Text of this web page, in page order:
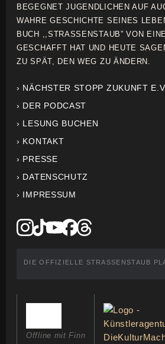
BEGEGNET JUGENDLICHEN AUF
WAHRE GESCHICHTE SEINES
BUCH ,,STRASSENSTAUB” VON
GESCHAFFT HAT UND HEUTE
ZU SPÄT, DEN WEG ZU ÄNDERN.
› NÄCHSTER STOPP ZUKUNFT E.V.
› DER PODCAST
› LESUNG BUCHEN
› KONTAKT
› PRESSE
› DATENSCHUTZ
› IMPRESSUM
DIE OFFIZIELLE STRASSENSTAUB
Offline mit Finn